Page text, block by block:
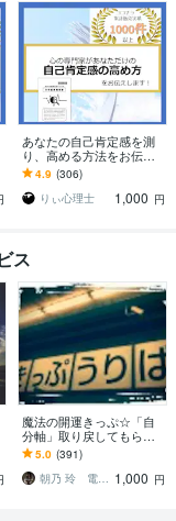
あなたの自己肯定感を測
り、高める方法をお伝え
します 心理士があなたの
今の自己肯定感を調べ高
め方をアドバイスします
4.9 (306)
りぃ心理士
1,000 円
ス
魔法の開運きっぷ☆「自
分軸」取り戻してもらい
ます 幸せの国行き開運切
符☆宇宙と私に「上がり
ます宣言」して下さい
5.0 (391)
朝乃 玲 電話占歴15年 1,000 円